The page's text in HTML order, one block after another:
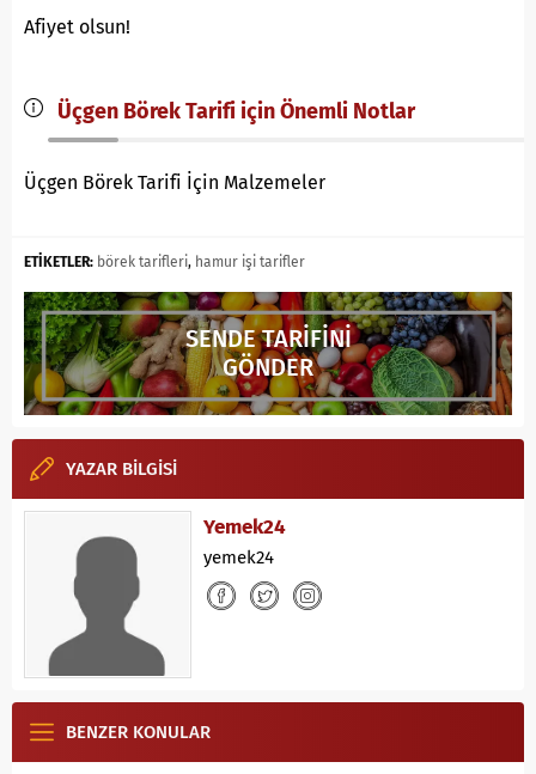
Afiyet olsun!
Üçgen Börek Tarifi için Önemli Notlar
Üçgen Börek Tarifi İçin Malzemeler
ETİKETLER: börek tarifleri, hamur işi tarifler
SENDE TARİFİNİ
GÖNDER
YAZAR BİLGİSİ
Yemek24
yemek24
BENZER KONULAR